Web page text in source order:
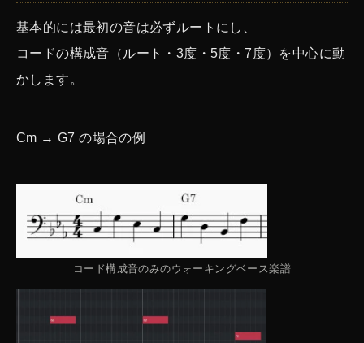
基本的には最初の音は必ずルートにし、
コードの構成音（ルート・3度・5度・7度）を中心に動
かします。
Cm → G7 の場合の例
コード構成音のみのウォーキングベース楽譜